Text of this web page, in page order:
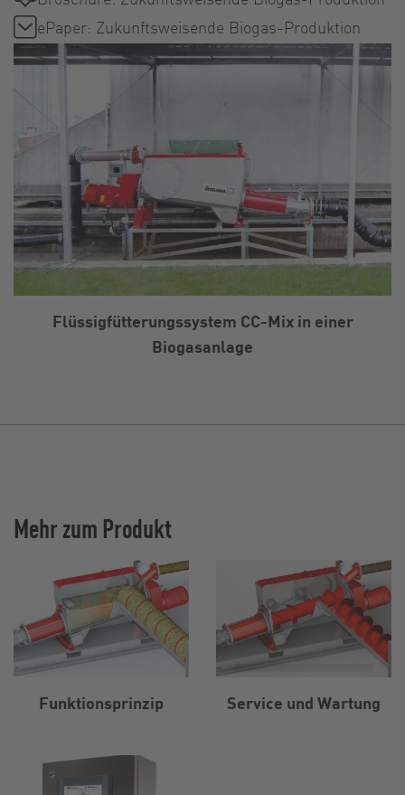
ePaper: Zukunftsweisende Biogas-Produktion
Flüssigfütterungssystem CC-Mix in einer
Biogasanlage
Mehr zum Produkt
Funktionsprinzip Service und Wartung